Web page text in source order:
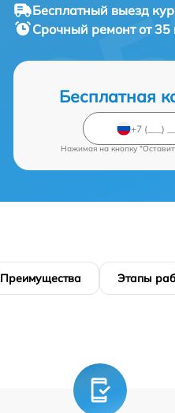
Бесплатный выезд
Срочный ремонтот 35
Бесплатная
Нажимая на кнопку
Преимущества Этапы